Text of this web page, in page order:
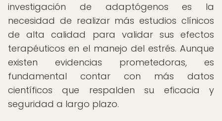
investigación de adaptógenos es la
necesidad de realizar más estudios clínicos
de alta calidad para validar sus efectos
terapéuticos en el manejo del estrés. Aunque
existen evidencias prometedoras, es
fundamental contar con más datos
científicos que respalden su eficacia y
seguridad a largo plazo.